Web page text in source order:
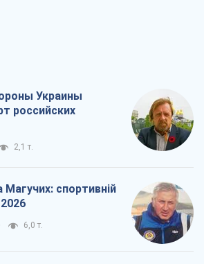
Украины
российских
2,1 т.
Магучих: спортивній
6,0 т.